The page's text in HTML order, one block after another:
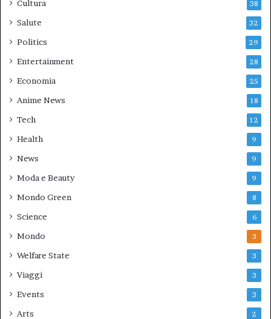
Cultura 38
Salute 32
Politics 29
Entertainment 28
Economia 25
Anime News 18
Tech 12
Health 9
News 9
Moda e Beauty 9
Mondo Green 8
Science 6
Mondo 3
Welfare State 3
Viaggi 3
Events 3
Arts 2